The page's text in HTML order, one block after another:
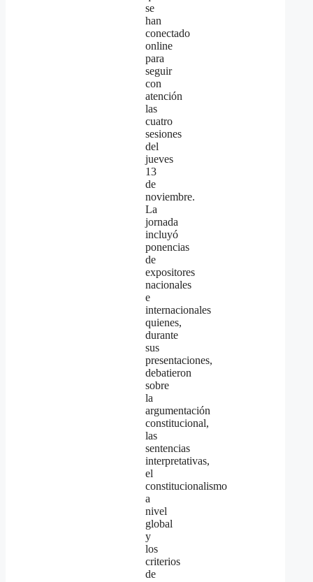
se
han
conectado
online
para
seguir
con
atención
las
cuatro
sesiones
del
jueves
13
de
noviembre.
La
jornada
incluyó
ponencias
de
expositores
nacionales
e
internacionales
quienes,
durante
sus
presentaciones,
debatieron
sobre
la
argumentación
constitucional,
las
sentencias
interpretativas,
el
constitucionalismo
a
nivel
global
y
los
criterios
de